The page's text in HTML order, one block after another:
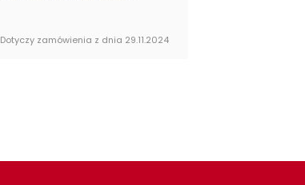
Dotyczy zamówienia z dnia 29.11.2024